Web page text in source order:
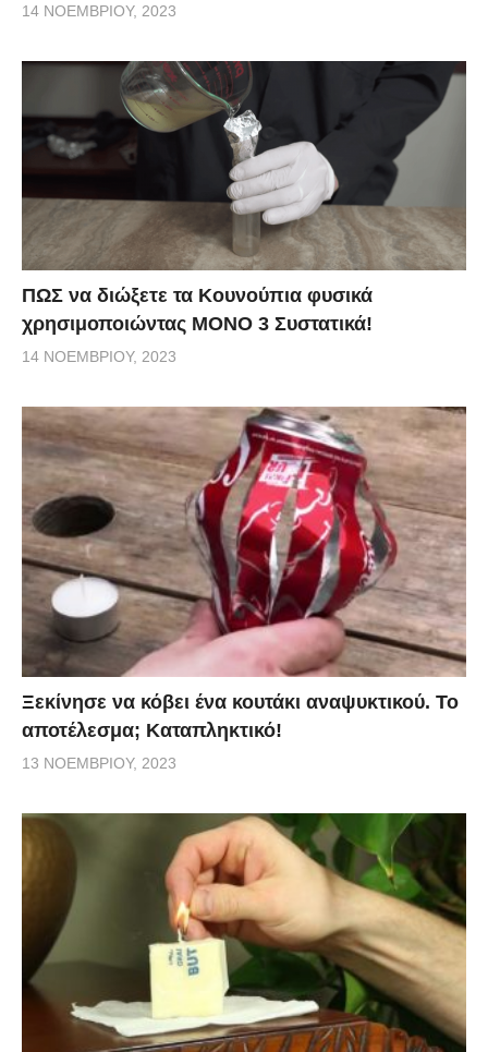
14 ΝΟΕΜΒΡΊΟΥ, 2023
ΠΩΣ να διώξετε τα Κουνούπια φυσικά
χρησιμοποιώντας ΜΟΝΟ 3 Συστατικά!
14 ΝΟΕΜΒΡΊΟΥ, 2023
Ξεκίνησε να κόβει ένα κουτάκι αναψυκτικού. Το
αποτέλεσμα; Καταπληκτικό!
13 ΝΟΕΜΒΡΊΟΥ, 2023